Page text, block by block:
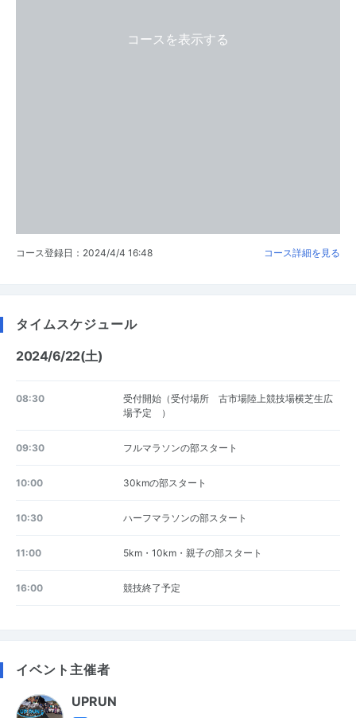
コースを表示する
コース登録日：2024/4/4 16:48 コース詳細を見る
タイムスケジュール
2024/6/22(土)
08:30
受付開始（受付場所 古市場陸上競技場横芝生広
場予定 ）
09:30 フルマラソンの部スタート
10:00 30kmの部スタート
10:30 ハーフマラソンの部スタート
11:00 5km・10km・親子の部スタート
16:00 競技終了予定
イベント主催者
UPRUN